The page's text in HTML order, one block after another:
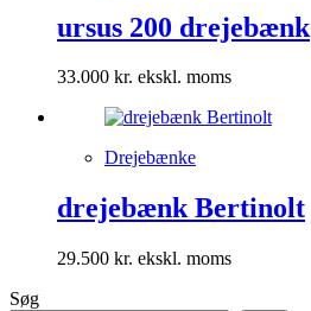
ursus 200 drejebænk
33.000 kr.
Drejebænke
drejebænk Bertinolt
29.500 kr.
Søg